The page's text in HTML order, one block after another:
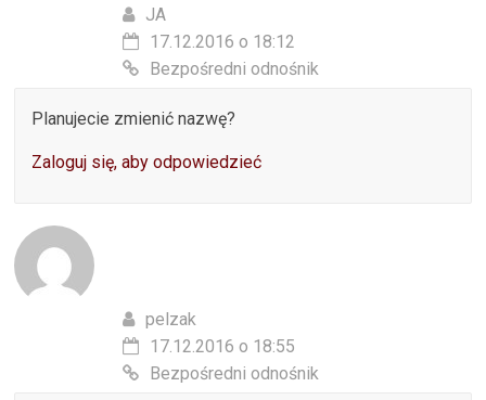
JA
17.12.2016 o 18:12
Bezpośredni odnośnik
Planujecie zmienić nazwę?
Zaloguj się, aby odpowiedzieć
pelzak
17.12.2016 o 18:55
Bezpośredni odnośnik